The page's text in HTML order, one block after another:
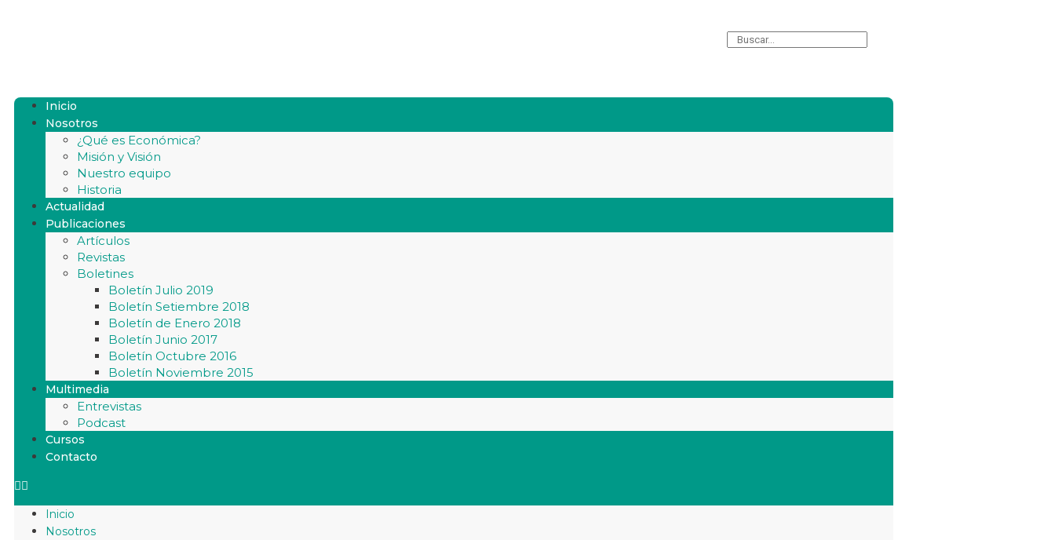
Inicio
Nosotros
¿Qué es Económica?
Misión y Visión
Nuestro equipo
Historia
Actualidad
Publicaciones
Artículos
Revistas
Boletines
Boletín Julio 2019
Boletín Setiembre 2018
Boletín de Enero 2018
Boletín Junio 2017
Boletín Octubre 2016
Boletín Noviembre 2015
Multimedia
Entrevistas
Podcast
Cursos
Contacto
Inicio
Nosotros